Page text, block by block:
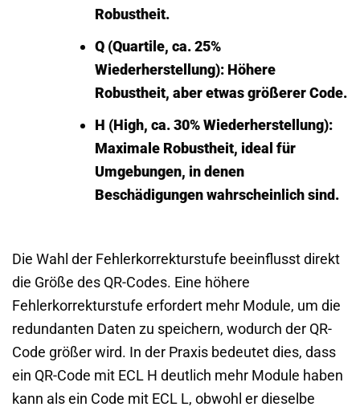
Robustheit.
Q (Quartile, ca. 25%
Wiederherstellung): Höhere
Robustheit, aber etwas größerer Code.
H (High, ca. 30% Wiederherstellung):
Maximale Robustheit, ideal für
Umgebungen, in denen
Beschädigungen wahrscheinlich sind.
Die Wahl der Fehlerkorrekturstufe beeinflusst direkt
die Größe des QR-Codes. Eine höhere
Fehlerkorrekturstufe erfordert mehr Module, um die
redundanten Daten zu speichern, wodurch der QR-
Code größer wird. In der Praxis bedeutet dies, dass
ein QR-Code mit ECL H deutlich mehr Module haben
kann als ein Code mit ECL L, obwohl er dieselbe